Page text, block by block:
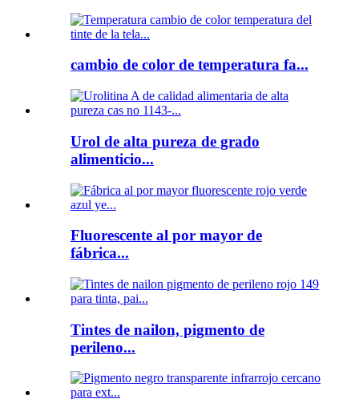
cambio de color de temperatura fa...
Urol de alta pureza de grado
alimenticio...
Fluorescente al por mayor de
fábrica...
Tintes de nailon, pigmento de
perileno...